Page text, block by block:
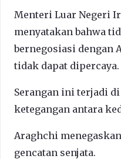
Menteri Luar Negeri
menyatakan bahwa
bernegosiasi dengan
tidak dapat dipercaya.
Serangan ini terjadi
ketegangan antara
Araghchi
gencatan senjata.